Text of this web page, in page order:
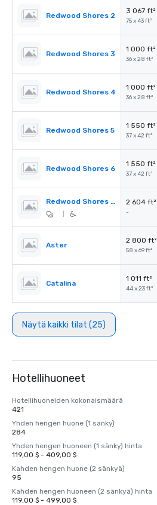
Redwood Shores 2
3 067 ft²
75 x 43 ft²
Redwood Shores 3
1 000 ft²
36 x 28 ft²
Redwood Shores 4
1 000 ft²
36 x 28 ft²
Redwood Shores 5
1 550 ft²
37 x 42 ft²
Redwood Shores 6
1 550 ft²
37 x 42 ft²
Redwood Shores Pre-Function 2 604 ft²
-
Aster
2 800 ft²
58 x 69 ft²
Catalina
1 011 ft²
44 x 23 ft²
Näytä kaikki tilat (25)
Hotellihuoneet
Hotellihuoneiden kokonaismäärä
421
Yhden hengen huone (1 sänky)
284
Yhden hengen huoneen (1 sänky) hinta
119,00 $ - 409,00 $
Kahden hengen huone (2 sänkyä)
95
Kahden hengen huoneen (2 sänkyä) hinta
119,00 $ - 499,00 $